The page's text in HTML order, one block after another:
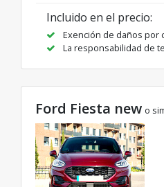
Incluido en el precio:
Exención de daños por
La responsabilidad de
Ford Fiesta new o